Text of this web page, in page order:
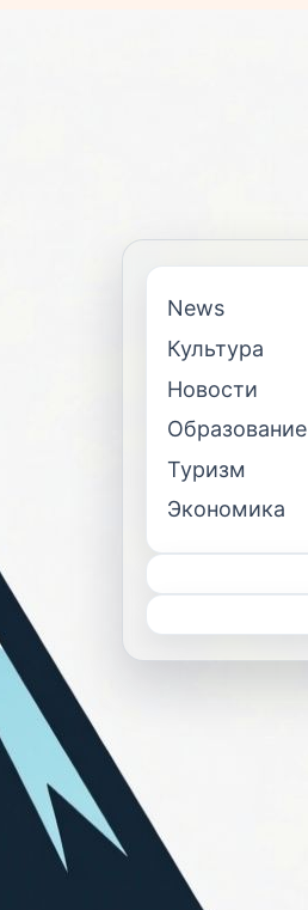
News
Культура
Новости
Образование
Туризм
Экономика